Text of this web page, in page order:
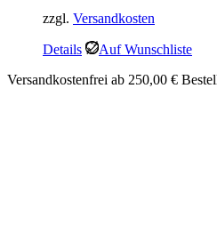
zzgl. Versandkosten
Details
Auf Wunschliste
Versandkostenfrei ab 250,00 €